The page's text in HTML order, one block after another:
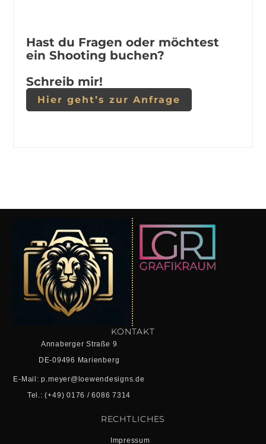
Hast du Fragen oder möchtest
ein Shooting buchen?
Schreib mir!
Hier geht’s zur Anfrage
KONTAKT
Annaberger Straße 9
DE-09496 Marienberg
E-Mail: p.meyer@loewendesigns.de
Tel.: (+49) 0176 / 6086 7314
RECHTLICHES
Impressum